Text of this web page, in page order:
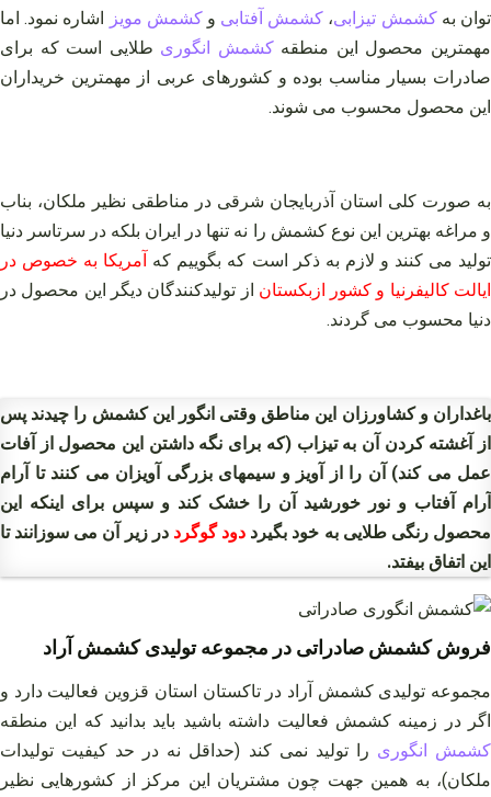
توان بهکشمش تیزابی، کشمش آفتابی وکشمش مویز اشاره نمود. اما
مهمترین محصول این منطقهکشمش انگوری طلایی است که برای
صادرات بسیار مناسب بوده و کشورهای عربی از مهمترین خریداران
این محصول محسوب می شوند.
به صورت کلی استان آذربایجان‌ شرقی در مناطقی نظیر ملکان، بناب
و مراغه بهترین این نوع کشمش را نه تنها در ایران بلکه در سرتاسر دنیا
تولید می کنند و لازم به ذکر است که بگوییم که آمریکا به خصوص در
ایالت کالیفرنیا و کشور ازبکستان از تولیدکنندگان دیگر این محصول در
دنیا محسوب می گردند.
باغداران و کشاورزان این مناطق وقتی انگور این کشمش را چیدند پس
از آغشته کردن آن به تیزاب (که برای نگه داشتن این محصول از آفات
عمل می کند) آن را از آویز و سیمهای بزرگی آویزان می کنند تا آرام
آرام آفتاب و نور خورشید آن را خشک کند و سپس برای اینکه این
محصول رنگی طلایی به خود بگیرد دود گوگرد در زیر آن می سوزانند تا
این اتفاق بیفتد.
فروش کشمش صادراتی در مجموعه تولیدی کشمش آراد
مجموعه تولیدی کشمش آراد در تاکستان استان قزوین فعالیت دارد و
اگر در زمینه کشمش فعالیت داشته باشید باید بدانید که این منطقه
کشمش انگوری را تولید نمی کند (حداقل نه در حد کیفیت تولیدات
ملکان)، به همین جهت چون مشتریان این مرکز از کشورهایی نظیر